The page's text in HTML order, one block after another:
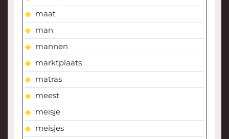
maat
man
mannen
marktplaats
matras
meest
meisje
meisjes